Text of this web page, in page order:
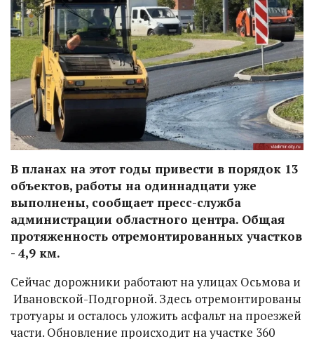
В планах на этот годы привести в порядок 13
объектов, работы на одиннадцати уже
выполнены, сообщает пресс-служба
администрации областного центра. Общая
протяженность отремонтированных участков
- 4,9 км.
Сейчас дорожники работают на улицах Осьмова и
Ивановской-Подгорной. Здесь отремонтированы
тротуары и осталось уложить асфальт на проезжей
части. Обновление происходит на участке 360